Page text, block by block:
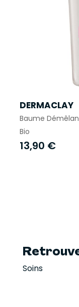
DERMACLAY
Baume
Bio
13,90 €
Soins